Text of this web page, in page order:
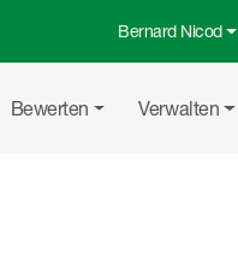
Top-Menü
Bernard Nicod
Bewerten Verwalten